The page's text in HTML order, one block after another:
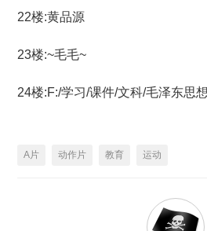
22楼:黄品源
23楼:~毛毛~
24楼:F:/学习/课件/文科/毛泽东思
A片 动作片 教育 运动